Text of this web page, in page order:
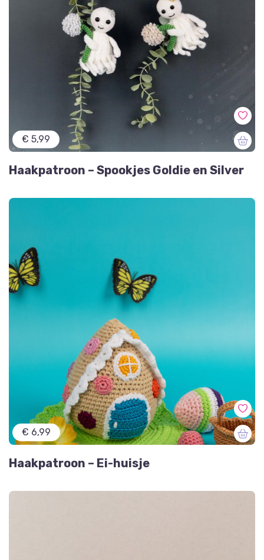
€ 5,99
Haakpatroon – Spookjes Goldie en Silver
€ 6,99
Haakpatroon – Ei-huisje